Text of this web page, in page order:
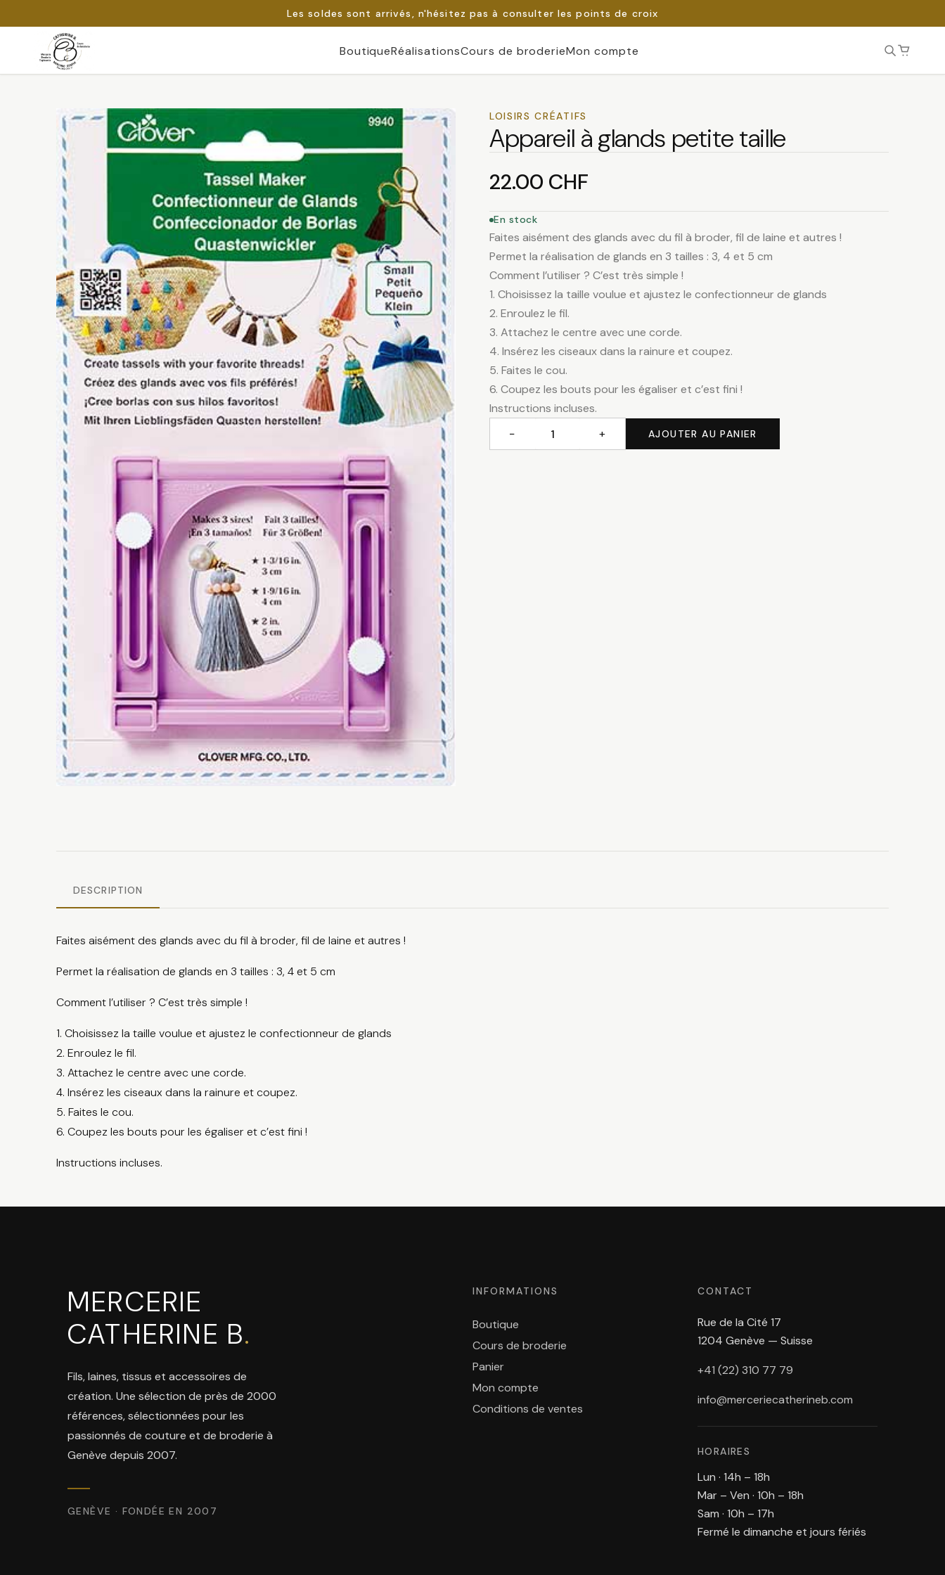
Les soldes sont arrivés, n'hésitez pas à consulter les points de croix
Passer
BoutiqueRéalisationsCours de broderieMon compte
LOISIRS CRÉATIFS
Appareil à glands petite taille
22.00 CHF
En stock
Faites aisément des glands avec du fil à broder, fil de laine et autres !
Permet la réalisation de glands en 3 tailles : 3, 4 et 5 cm
Comment l’utiliser ? C’est très simple !
1. Choisissez la taille voulue et ajustez le confectionneur de glands
2. Enroulez le fil.
3. Attachez le centre avec une corde.
4. Insérez les ciseaux dans la rainure et coupez.
5. Faites le cou.
6. Coupez les bouts pour les égaliser et c’est fini !
Instructions incluses.
− + AJOUTER AU PANIER
DESCRIPTION
Faites aisément des glands avec du fil à broder, fil de laine et autres !
Permet la réalisation de glands en 3 tailles : 3, 4 et 5 cm
Comment l’utiliser ? C’est très simple !
1. Choisissez la taille voulue et ajustez le confectionneur de glands
2. Enroulez le fil.
3. Attachez le centre avec une corde.
4. Insérez les ciseaux dans la rainure et coupez.
5. Faites le cou.
6. Coupez les bouts pour les égaliser et c’est fini !
Instructions incluses.
MERCERIE
CATHERINE B.
Fils, laines, tissus et accessoires de
création. Une sélection de près de 2000
références, sélectionnées pour les
passionnés de couture et de broderie à
Genève depuis 2007.
GENÈVE · FONDÉE EN 2007
INFORMATIONS
Boutique
Cours de broderie
Panier
Mon compte
Conditions de ventes
CONTACT
Rue de la Cité 17
1204 Genève — Suisse
+41 (22) 310 77 79
info@merceriecatherineb.com
HORAIRES
Lun · 14h – 18h
Mar – Ven · 10h – 18h
Sam · 10h – 17h
Fermé le dimanche et jours fériés